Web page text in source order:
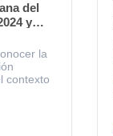
del
y
la
contexto